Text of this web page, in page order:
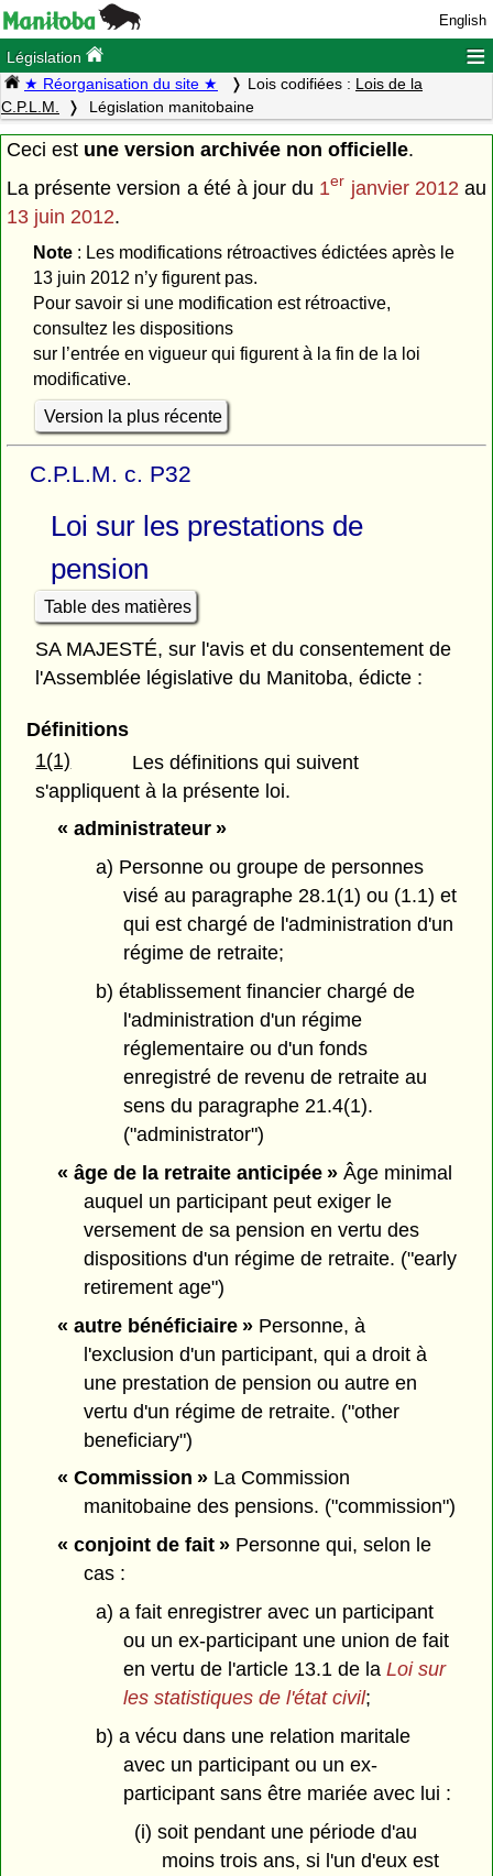
English
Législation ≡
★ Réorganisation du site ★ Lois codifiées : Lois de la
C.P.L.M.
Législation manitobaine
Ceci est une version archivée non officielle.
La présente version a été à jour du 1er janvier 2012 au
13 juin 2012.
Note: Les modifications rétroactives édictées après le
13 juin 2012 n’y figurent pas.
Pour savoir si une modification est rétroactive,
consultez les dispositions
sur l’entrée en vigueur qui figurent à la fin de la loi
modificative.
Version la plus récente
C.P.L.M. c. P32
Loi sur les prestations de
pension
Table des matières
SA MAJESTÉ, sur l'avis et du consentement de
l'Assemblée législative du Manitoba, édicte :
Définitions
1(1)
Les définitions qui suivent
s'appliquent à la présente loi.
« administrateur »
a) Personne ou groupe de personnes
visé au paragraphe 28.1(1) ou (1.1) et
qui est chargé de l'administration d'un
régime de retraite;
b) établissement financier chargé de
l'administration d'un régime
réglementaire ou d'un fonds
enregistré de revenu de retraite au
sens du paragraphe 21.4(1).
("administrator")
« âge de la retraite anticipée »Âge minimal
auquel un participant peut exiger le
versement de sa pension en vertu des
dispositions d'un régime de retraite. ("early
retirement age")
« autre bénéficiaire »Personne, à
l'exclusion d'un participant, qui a droit à
une prestation de pension ou autre en
vertu d'un régime de retraite. ("other
beneficiary")
« Commission »La Commission
manitobaine des pensions. ("commission")
« conjoint de fait »Personne qui, selon le
cas :
a) a fait enregistrer avec un participant
ou un ex-participant une union de fait
en vertu de l'article 13.1 de la Loi sur
les statistiques de l'état civil;
b) a vécu dans une relation maritale
avec un participant ou un ex-
participant sans être mariée avec lui :
(i) soit pendant une période d'au
moins trois ans, si l'un d'eux est